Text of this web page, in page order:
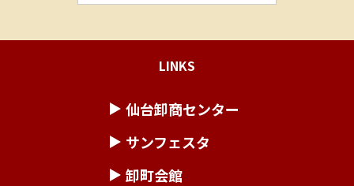
LINKS
仙台卸商センター
サンフェスタ
卸町会館